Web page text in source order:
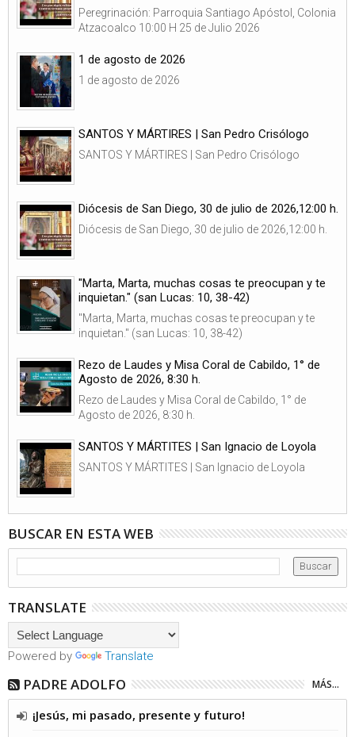
Peregrinación: Parroquia Santiago Apóstol, Colonia
Atzacoalco 10:00 H 25 de Julio 2026
1 de agosto de 2026
1 de agosto de 2026
SANTOS Y MÁRTIRES | San Pedro Crisólogo
SANTOS Y MÁRTIRES | San Pedro Crisólogo
Diócesis de San Diego, 30 de julio de 2026,12:00 h.
Diócesis de San Diego, 30 de julio de 2026,12:00 h.
"Marta, Marta, muchas cosas te preocupan y te
inquietan." (san Lucas: 10, 38-42)
"Marta, Marta, muchas cosas te preocupan y te
inquietan." (san Lucas: 10, 38-42)
Rezo de Laudes y Misa Coral de Cabildo, 1° de
Agosto de 2026, 8:30 h.
Rezo de Laudes y Misa Coral de Cabildo, 1° de
Agosto de 2026, 8:30 h.
SANTOS Y MÁRTITES | San Ignacio de Loyola
SANTOS Y MÁRTITES | San Ignacio de Loyola
BUSCAR EN ESTA WEB
TRANSLATE
Powered by Translate
PADRE ADOLFO MÁS...
¡Jesús, mi pasado, presente y futuro!